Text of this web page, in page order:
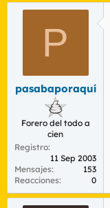
P
pasabaporaquí
Forero del todo a
cien
Registro
11 Sep 2003
Mensajes
153
Reacciones
0